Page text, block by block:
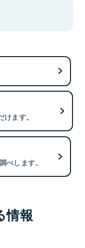
ます。
べします。
情報